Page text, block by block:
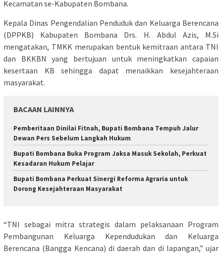
Kecamatan se-Kabupaten Bombana.
Kepala Dinas Pengendalian Penduduk dan Keluarga Berencana
(DPPKB) Kabupaten Bombana Drs. H. Abdul Azis, M.Si
mengatakan, TMKK merupakan bentuk kemitraan antara TNI
dan BKKBN yang bertujuan untuk meningkatkan capaian
kesertaan KB sehingga dapat menaikkan kesejahteraan
masyarakat.
BACAAN LAINNYA
Pemberitaan Dinilai Fitnah, Bupati Bombana Tempuh Jalur
Dewan Pers Sebelum Langkah Hukum
Bupati Bombana Buka Program Jaksa Masuk Sekolah, Perkuat
Kesadaran Hukum Pelajar
Bupati Bombana Perkuat Sinergi Reforma Agraria untuk
Dorong Kesejahteraan Masyarakat
“TNI sebagai mitra strategis dalam pelaksanaan Program
Pembangunan Keluarga Kependudukan dan Keluarga
Berencana (Bangga Kencana) di daerah dan di lapangan,” ujar